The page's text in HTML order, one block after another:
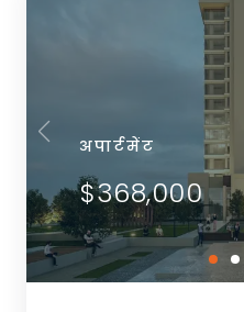
अपार्टमेंट
$368,000